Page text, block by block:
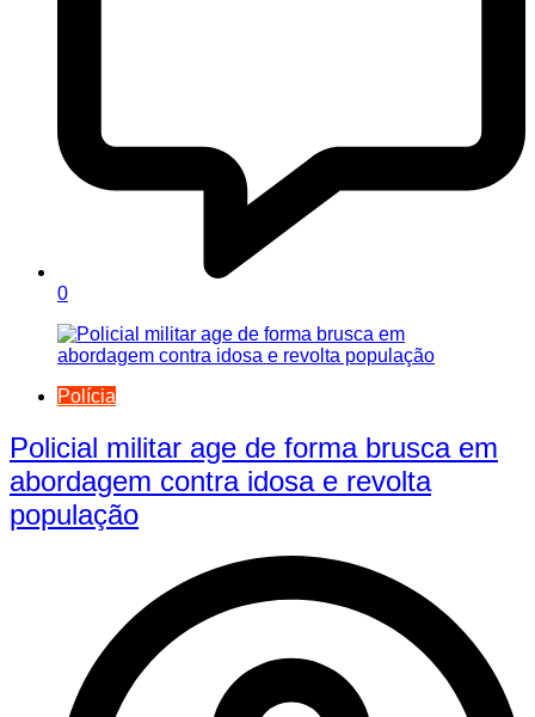
0
Polícia
Policial militar age de forma brusca em
abordagem contra idosa e revolta
população